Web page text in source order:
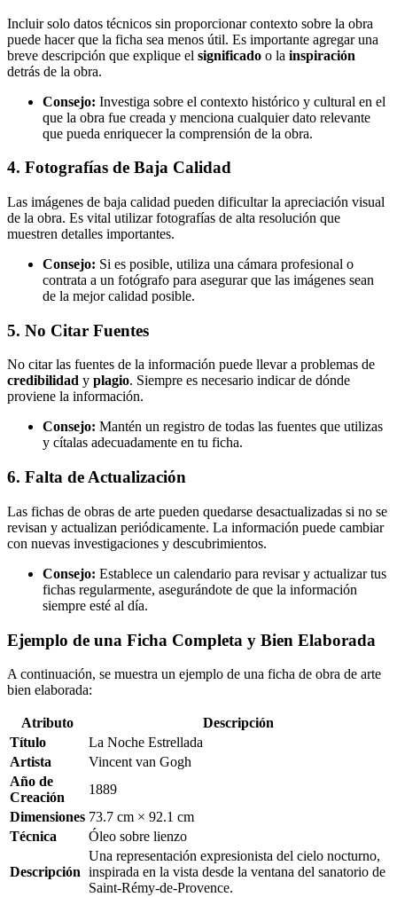
Incluir solo datos técnicos sin proporcionar contexto sobre la obra
puede hacer que la ficha sea menos útil. Es importante agregar una
breve descripción que explique el significado o la inspiración
detrás de la obra.
Consejo: Investiga sobre el contexto histórico y cultural en el
que la obra fue creada y menciona cualquier dato relevante
que pueda enriquecer la comprensión de la obra.
4. Fotografías de Baja Calidad
Las imágenes de baja calidad pueden dificultar la apreciación visual
de la obra. Es vital utilizar fotografías de alta resolución que
muestren detalles importantes.
Consejo: Si es posible, utiliza una cámara profesional o
contrata a un fotógrafo para asegurar que las imágenes sean
de la mejor calidad posible.
5. No Citar Fuentes
No citar las fuentes de la información puede llevar a problemas de
credibilidad y plagio. Siempre es necesario indicar de dónde
proviene la información.
Consejo: Mantén un registro de todas las fuentes que utilizas
y cítalas adecuadamente en tu ficha.
6. Falta de Actualización
Las fichas de obras de arte pueden quedarse desactualizadas si no se
revisan y actualizan periódicamente. La información puede cambiar
con nuevas investigaciones y descubrimientos.
Consejo: Establece un calendario para revisar y actualizar tus
fichas regularmente, asegurándote de que la información
siempre esté al día.
Ejemplo de una Ficha Completa y Bien Elaborada
A continuación, se muestra un ejemplo de una ficha de obra de arte
bien elaborada:
Atributo
Descripción
Título
La Noche Estrellada
Artista
Vincent van Gogh
Año de
Creación
1889
Dimensiones 73.7 cm × 92.1 cm
Técnica
Óleo sobre lienzo
Descripción
Una representación expresionista del cielo nocturno,
inspirada en la vista desde la ventana del sanatorio de
Saint-Rémy-de-Provence.